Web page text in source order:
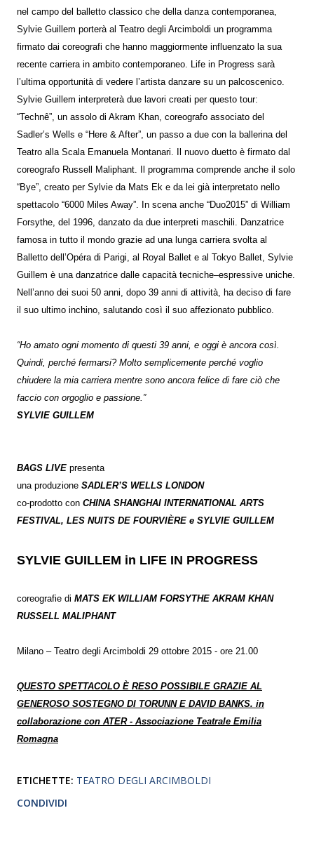
nel campo del balletto classico che della danza contemporanea,
Sylvie Guillem porterà al Teatro degli Arcimboldi un programma
firmato dai coreografi che hanno maggiormente influenzato la sua
recente carriera in ambito contemporaneo. Life in Progress sarà
l’ultima opportunità di vedere l’artista danzare su un palcoscenico.
Sylvie Guillem interpreterà due lavori creati per questo tour:
“Technê”, un assolo di Akram Khan, coreografo associato del
Sadler’s Wells e “Here & After”, un passo a due con la ballerina del
Teatro alla Scala Emanuela Montanari. Il nuovo duetto è firmato dal
coreografo Russell Maliphant. Il programma comprende anche il solo
“Bye”, creato per Sylvie da Mats Ek e da lei già interpretato nello
spettacolo “6000 Miles Away”. In scena anche “Duo2015” di William
Forsythe, del 1996, danzato da due interpreti maschili. Danzatrice
famosa in tutto il mondo grazie ad una lunga carriera svolta al
Balletto dell’Opéra di Parigi, al Royal Ballet e al Tokyo Ballet, Sylvie
Guillem è una danzatrice dalle capacità tecniche–espressive uniche.
Nell’anno dei suoi 50 anni, dopo 39 anni di attività, ha deciso di fare
il suo ultimo inchino, salutando così il suo affezionato pubblico.
“Ho amato ogni momento di questi 39 anni, e oggi è ancora così.
Quindi, perché fermarsi? Molto semplicemente perché voglio
chiudere la mia carriera mentre sono ancora felice di fare ciò che
faccio con orgoglio e passione.”
SYLVIE GUILLEM
BAGS LIVE presenta
una produzione SADLER’S WELLS LONDON
co-prodotto con CHINA SHANGHAI INTERNATIONAL ARTS
FESTIVAL, LES NUITS DE FOURVIÈRE e SYLVIE GUILLEM
SYLVIE GUILLEM in LIFE IN PROGRESS
coreografie di MATS EK WILLIAM FORSYTHE AKRAM KHAN
RUSSELL MALIPHANT
Milano – Teatro degli Arcimboldi 29 ottobre 2015 - ore 21.00
QUESTO SPETTACOLO È RESO POSSIBILE GRAZIE AL
GENEROSO SOSTEGNO DI TORUNN E DAVID BANKS. in
collaborazione con ATER - Associazione Teatrale Emilia
Romagna
ETICHETTE: TEATRO DEGLI ARCIMBOLDI
CONDIVIDI